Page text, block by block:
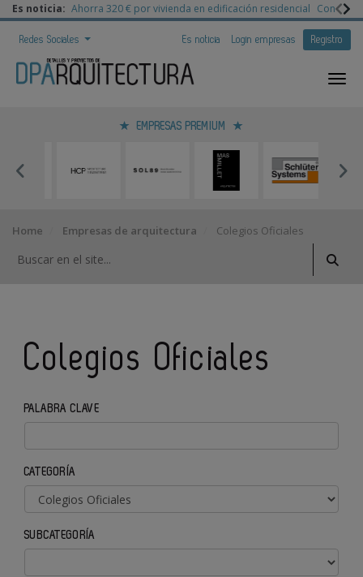
Es noticia: Ahorra 320 € por vivienda en edificación residencial
Redes Sociales Es noticia Login empresas Registro
EMPRESAS PREMIUM
Home Empresas de arquitectura Colegios Oficiales
Colegios Oficiales
PALABRA CLAVE
CATEGORÍA
SUBCATEGORÍA